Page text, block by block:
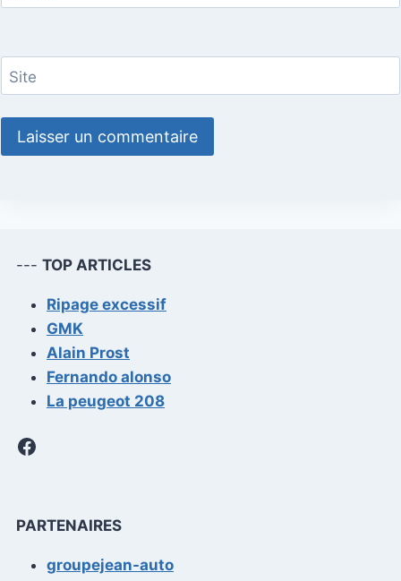
Site
--- TOP ARTICLES
Ripage excessif
GMK
Alain Prost
Fernando alonso
La peugeot 208
Facebook
PARTENAIRES
groupejean-auto